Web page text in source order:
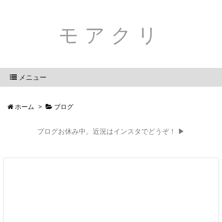
モアクリ
メニュー
ホーム > ブログ
ブログお休み中。近況はインスタでどうぞ！ ▶